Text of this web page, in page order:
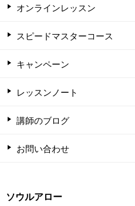
オンラインレッスン
スピードマスターコース
キャンペーン
レッスンノート
講師のブログ
お問い合わせ
ソウルアロー